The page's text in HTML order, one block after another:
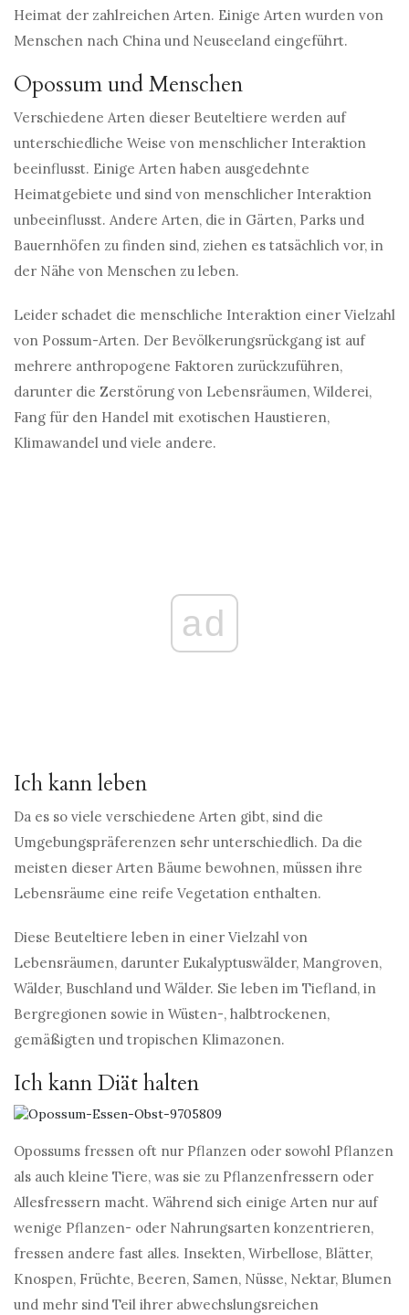
Heimat der zahlreichen Arten. Einige Arten wurden von
Menschen nach China und Neuseeland eingeführt.
Opossum und Menschen
Verschiedene Arten dieser Beuteltiere werden auf
unterschiedliche Weise von menschlicher Interaktion
beeinflusst. Einige Arten haben ausgedehnte
Heimatgebiete und sind von menschlicher Interaktion
unbeeinflusst. Andere Arten, die in Gärten, Parks und
Bauernhöfen zu finden sind, ziehen es tatsächlich vor, in
der Nähe von Menschen zu leben.
Leider schadet die menschliche Interaktion einer Vielzahl
von Possum-Arten. Der Bevölkerungsrückgang ist auf
mehrere anthropogene Faktoren zurückzuführen,
darunter die Zerstörung von Lebensräumen, Wilderei,
Fang für den Handel mit exotischen Haustieren,
Klimawandel und viele andere.
ad
Ich kann leben
Da es so viele verschiedene Arten gibt, sind die
Umgebungspräferenzen sehr unterschiedlich. Da die
meisten dieser Arten Bäume bewohnen, müssen ihre
Lebensräume eine reife Vegetation enthalten.
Diese Beuteltiere leben in einer Vielzahl von
Lebensräumen, darunter Eukalyptuswälder, Mangroven,
Wälder, Buschland und Wälder. Sie leben im Tiefland, in
Bergregionen sowie in Wüsten-, halbtrockenen,
gemäßigten und tropischen Klimazonen.
Ich kann Diät halten
Opossums fressen oft nur Pflanzen oder sowohl Pflanzen
als auch kleine Tiere, was sie zu Pflanzenfressern oder
Allesfressern macht. Während sich einige Arten nur auf
wenige Pflanzen- oder Nahrungsarten konzentrieren,
fressen andere fast alles. Insekten, Wirbellose, Blätter,
Knospen, Früchte, Beeren, Samen, Nüsse, Nektar, Blumen
und mehr sind Teil ihrer abwechslungsreichen